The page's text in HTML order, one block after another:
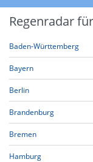
Regenradar
Baden-Württemberg
Bayern
Berlin
Brandenburg
Bremen
Hamburg